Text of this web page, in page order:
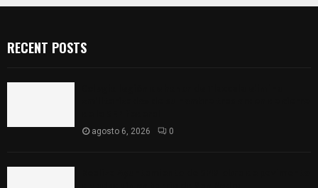
RECENT POSTS
agosto 6, 2026 0